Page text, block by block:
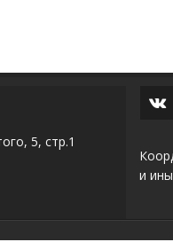
5, стр.1
и